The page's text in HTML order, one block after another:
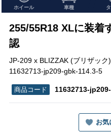
ホイール 車種
255/55R18 XLに装着
認
JP-209 x BLIZZAK (ブリザッ
11632713-jp209-gbk-114.3-5
11632713-
お気